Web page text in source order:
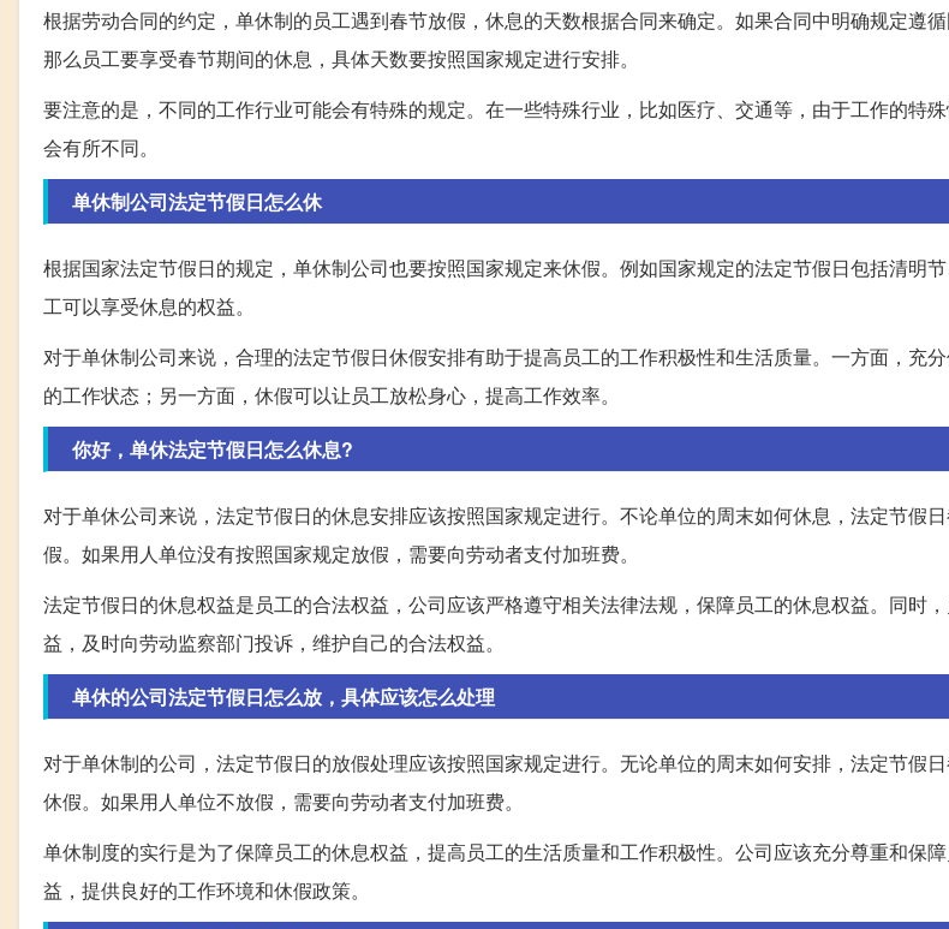
根据劳动合同的约定，单休制的员工遇到春节放假，休息的天数根据合同来确定。如果合同中明确规定遵
那么员工要享受春节期间的休息，具体天数要按照国家规定进行安排。
要注意的是，不同的工作行业可能会有特殊的规定。在一些特殊行业，比如医疗、交通等，由于工作的特
会有所不同。
单休制公司法定节假日怎么休
根据国家法定节假日的规定，单休制公司也要按照国家规定来休假。例如国家规定的法定节假日包括清明
工可以享受休息的权益。
对于单休制公司来说，合理的法定节假日休假安排有助于提高员工的工作积极性和生活质量。一方面，充
的工作状态；另一方面，休假可以让员工放松身心，提高工作效率。
你好，单休法定节假日怎么休息?
对于单休公司来说，法定节假日的休息安排应该按照国家规定进行。不论单位的周末如何休息，法定节假
假。如果用人单位没有按照国家规定放假，需要向劳动者支付加班费。
法定节假日的休息权益是员工的合法权益，公司应该严格遵守相关法律法规，保障员工的休息权益。同时
益，及时向劳动监察部门投诉，维护自己的合法权益。
单休的公司法定节假日怎么放，具体应该怎么处理
对于单休制的公司，法定节假日的放假处理应该按照国家规定进行。无论单位的周末如何安排，法定节假
休假。如果用人单位不放假，需要向劳动者支付加班费。
单休制度的实行是为了保障员工的休息权益，提高员工的生活质量和工作积极性。公司应该充分尊重和保
益，提供良好的工作环境和休假政策。